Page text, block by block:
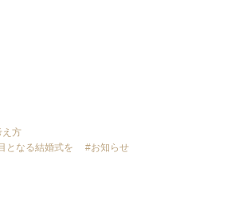
え方
となる結婚式を
お知らせ